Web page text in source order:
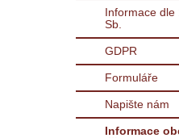
Informace
Sb.
GDPR
Formuláře
Napište nám
Informace